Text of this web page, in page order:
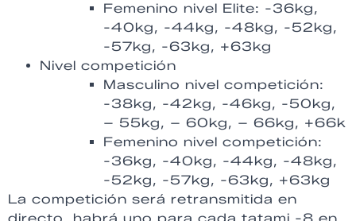
Femenino nivel Elite: -36kg,
-40kg, -44kg, -48kg, -52kg,
-57kg, -63kg, +63kg
Nivel competición
Masculino nivel competición:
-38kg, -42kg, -46kg, -50kg,
– 55kg, – 60kg, – 66kg, +66k
Femenino nivel competición:
-36kg, -40kg, -44kg, -48kg,
-52kg, -57kg, -63kg, +63kg
La competición será retransmitida en